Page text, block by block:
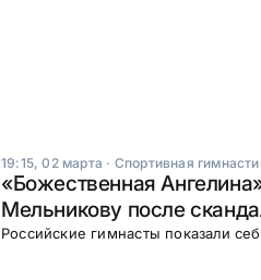
19:15, 02 марта · Спортивная
«Божественная
Мельникову после
Российские гимнасты показали